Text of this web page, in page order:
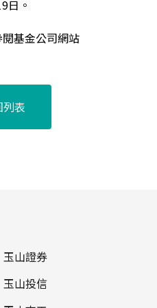
日 。
基金公司網站
列表
玉山證券
玉山投信